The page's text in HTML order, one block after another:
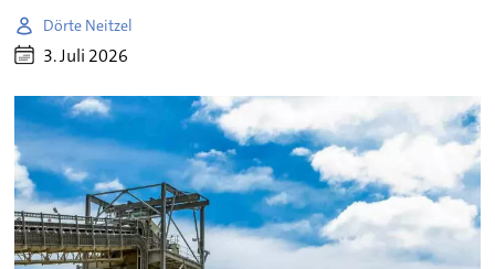
Dörte Neitzel
3. Juli 2026